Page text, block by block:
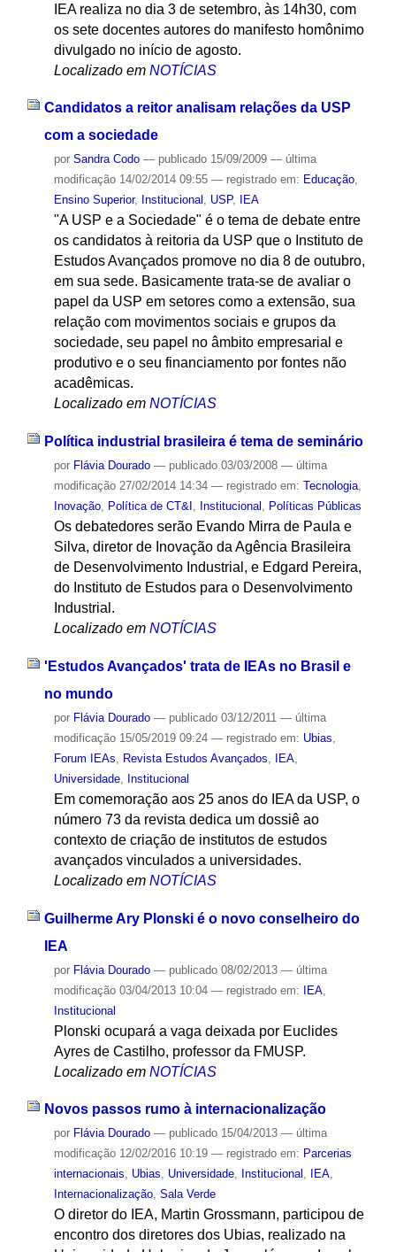
IEA realiza no dia 3 de setembro, às 14h30, com
os sete docentes autores do manifesto homônimo
divulgado no início de agosto.
Localizado em NOTÍCIAS
Candidatos a reitor analisam relações da USP
com a sociedade
por Sandra Codo — publicado15/09/2009 — última
modificação14/02/2014 09:55 — registrado em: Educação,
Ensino Superior, Institucional , USP, IEA
"A USP e a Sociedade" é o tema de debate entre
os candidatos à reitoria da USP que o Instituto de
Estudos Avançados promove no dia 8 de outubro,
em sua sede. Basicamente trata-se de avaliar o
papel da USP em setores como a extensão, sua
relação com movimentos sociais e grupos da
sociedade, seu papel no âmbito empresarial e
produtivo e o seu financiamento por fontes não
acadêmicas.
Localizado em NOTÍCIAS
Política industrial brasileira é tema de seminário
por Flávia Dourado — publicado03/03/2008 — última
modificação27/02/2014 14:34 — registrado em: Tecnologia,
Inovação, Política de CT&I , Institucional , Políticas Públicas
Os debatedores serão Evando Mirra de Paula e
Silva, diretor de Inovação da Agência Brasileira
de Desenvolvimento Industrial, e Edgard Pereira,
do Instituto de Estudos para o Desenvolvimento
Industrial.
Localizado em NOTÍCIAS
'Estudos Avançados' trata de IEAs no Brasil e
no mundo
por Flávia Dourado — publicado03/12/2011 — última
modificação15/05/2019 09:24 — registrado em: Ubias
Forum IEAs
Revista Estudos Avançados IEA,
Universidade, Institucional
Em comemoração aos 25 anos do IEA da USP, o
número 73 da revista dedica um dossiê ao
contexto de criação de institutos de estudos
avançados vinculados a universidades.
Localizado em NOTÍCIAS
Guilherme Ary Plonski é o novo conselheiro do
IEA
por Flávia Dourado — publicado08/02/2013 — última
modificação03/04/2013 10:04 — registrado em: IEA,
Institucional
Plonski ocupará a vaga deixada por Euclides
Ayres de Castilho, professor da FMUSP.
Localizado em NOTÍCIAS
Novos passos rumo à internacionalização
por Flávia Dourado — publicado15/04/2013 — última
modificação12/02/2016 10:19 — registrado em: Parcerias
internacionais, Ubias, Universidade, Institucional , IEA,
Internacionalização, Sala Verde
O diretor do IEA, Martin Grossmann, participou de
encontro dos diretores dos Ubias, realizado na